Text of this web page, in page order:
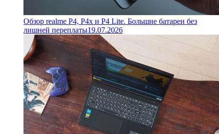
Обзор realme P4, P4x и P4 Lite. Большие батареи без
лишней переплаты19.07.2026